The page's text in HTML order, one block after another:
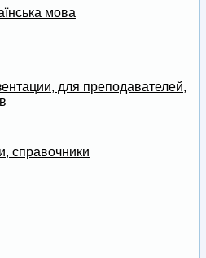
мова
для преподавателей,
справочники